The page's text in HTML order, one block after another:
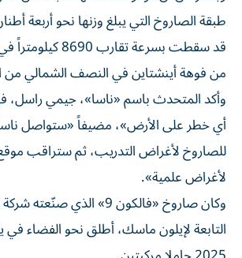
طبقة الصاروخ التي يبلغ وزنها نحو أربعة
قد سقطت بسرعة
من فوهة أينشتاين في النصف الشمالي من
وأكد المتحدث باسم «ناسا»، جيمي راسل،
أي خطر على الأرض»، مضيفاً «ستواصل ناسا
للصاروخ لأغراض التدريب، ثم ستراقب
لأغراض علمية».
وكان صاروخ «فالكون 9»
التابعة لإيلون ماسك، أطلق نحو الفضاء في